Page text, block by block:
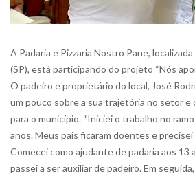
A Padaria e Pizzaria Nostro Pane,
(SP), está participando do projeto “Nós
O padeiro e proprietário do local, José
um pouco sobre a sua trajetória no setor
para o município. “Iniciei o trabalho no
anos. Meus pais ficaram doentes e precisei
Comecei como ajudante de padaria aos 13
passei a ser auxiliar de padeiro. Em